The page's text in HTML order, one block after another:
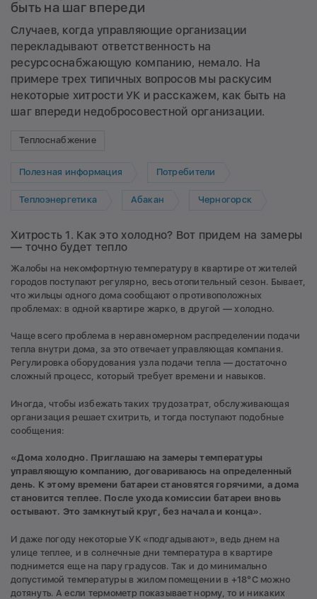
быть на шаг впереди
Случаев, когда управляющие организации
перекладывают ответственность на
ресурсоснабжающую компанию, немало. На
примере трех типичных вопросов мы раскусим
некоторые хитрости УК и расскажем, как быть на
шаг впереди недобросовестной организации.
Теплоснабжение
Полезная информация Потребители
Теплоэнергетика Абакан Черногорск
Хитрость 1. Как это холодно? Вот придем на замеры
— точно будет тепло
Жалобы на некомфортную температуру в квартире от жителей
городов поступают регулярно, весь отопительный сезон. Бывает,
что жильцы одного дома сообщают о противоположных
проблемах: в одной квартире жарко, в другой — холодно.
Чаще всего проблема в неравномерном распределении подачи
тепла внутри дома, за это отвечает управляющая компания.
Регулировка оборудования узла подачи тепла — достаточно
сложный процесс, который требует времени и навыков.
Иногда, чтобы избежать таких трудозатрат, обслуживающая
организация решает схитрить, и тогда поступают подобные
сообщения:
«Дома холодно. Приглашаю на замеры температуры
управляющую компанию, договариваюсь на определенный
день. К этому времени батареи становятся горячими, а дома
становится теплее. После ухода комиссии батареи вновь
остывают. Это замкнутый круг, без начала и конца».
И даже погоду некоторые УК «подгадывают», ведь днем на
улице теплее, и в солнечные дни температура в квартире
поднимется еще на пару градусов. Так и до минимально
допустимой температуры в жилом помещении в +18°С можно
дотянуть. А если термометр показывает норму, то и никаких